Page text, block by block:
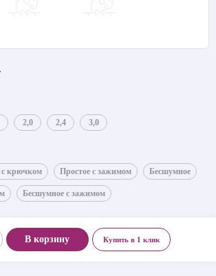
2,0 2,4 3,0
с крючком Простое с зажимом Бесшумное
Бесшумное с зажимом
В корзину Купить в 1 клик